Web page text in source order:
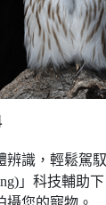
辨識，輕鬆駕
」科技輔助